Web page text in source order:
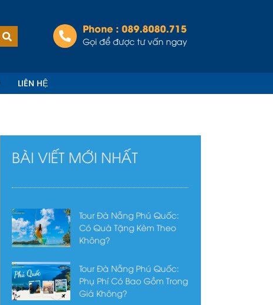
Tìm
kiếm
Phone : 089.8080.715
Gọi để được tư vấn ngay
LIÊN HỆ
BÀI VIẾT MỚI NHẤT
Tour Đà Nẵng Phú Quốc:
Có Quà Tặng Kèm Theo
Không?
Tour Đà Nẵng Phú Quốc:
Phụ Phí Có Bao Gồm Trong
Giá Không?